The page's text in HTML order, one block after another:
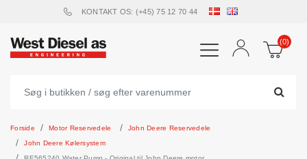
KONTAKT OS: (+45) 75 12 70 44
(0)
Forside Motor Reservedele
John Deere Reservedele
John Deere Kølersystem